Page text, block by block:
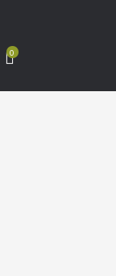
0